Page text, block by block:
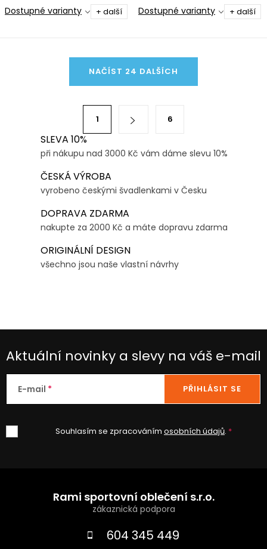
Dostupné varianty + další Dostupné varianty + další
s
NAČÍST 24 DALŠÍCH
1 6
SLEVA 10%
při nákupu nad 3000 Kč vám dáme slevu 10%
ČESKÁ VÝROBA
vyrobeno českými švadlenkami v Česku
DOPRAVA ZDARMA
nakupte za 2000 Kč a máte dopravu zdarma
ORIGINÁLNÍ DESIGN
všechno jsou naše vlastní návrhy
Aktuální novinky a slevy na váš e-mail
E-mail
Souhlasím se zpracováním osobních údajů.
PŘIHLÁSIT SE
Rami sportovní oblečení s.r.o.
604 345 449